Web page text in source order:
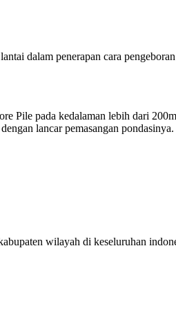
dalam penerapan cara
Pile pada kedalaman lebih dari
lancar pemasangan pondasinya.
wilayah di keseluruhan